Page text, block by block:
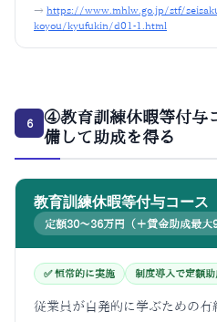
→ https://www.mhlw.go.jp/stf/
koyou/kyufukin/d01-1.html
6
④教育訓練休暇等付与
備して助成を得る
教育訓練休暇等付与コース
定額30〜36万円（＋賃金助成最大
✅ 恒常的に実施 制度導入で定額助
従業員が自発的に学ぶための